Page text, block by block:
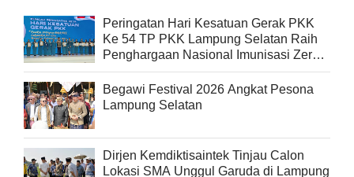
Peringatan Hari Kesatuan Gerak PKK
Ke 54 TP PKK Lampung Selatan Raih
Penghargaan Nasional Imunisasi Zero
Dose
Begawi Festival 2026 Angkat Pesona
Lampung Selatan
Dirjen Kemdiktisaintek Tinjau Calon
Lokasi SMA Unggul Garuda di Lampung